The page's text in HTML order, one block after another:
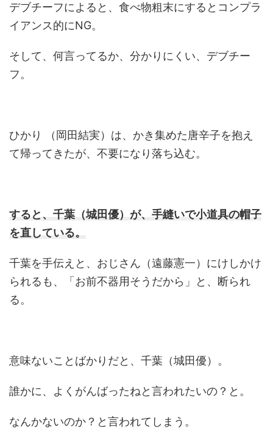
デブチーフによると、食べ物粗末にするとコンプラ
イアンス的にNG。
そして、何言ってるか、分かりにくい、デブチー
フ。
ひかり （岡田結実）は、かき集めた唐辛子を抱え
て帰ってきたが、不要になり落ち込む。
すると、千葉（城田優）が、手縫いで小道具の帽子
を直している。
千葉を手伝えと、おじさん（遠藤憲一）にけしかけ
られるも、「お前不器用そうだから」と、断られ
る。
意味ないことばかりだと、千葉（城田優）。
誰かに、よくがんばったねと言われたいの？と。
なんかないのか？と言われてしまう。